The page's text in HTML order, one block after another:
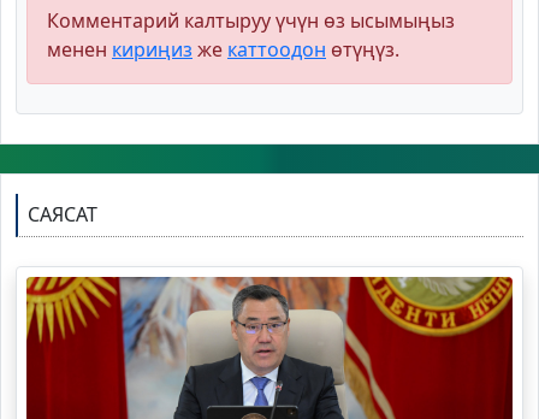
Комментарий калтыруу үчүн өз ысымыңыз
менен кириңиз же каттоодон өтүңүз.
САЯСАТ